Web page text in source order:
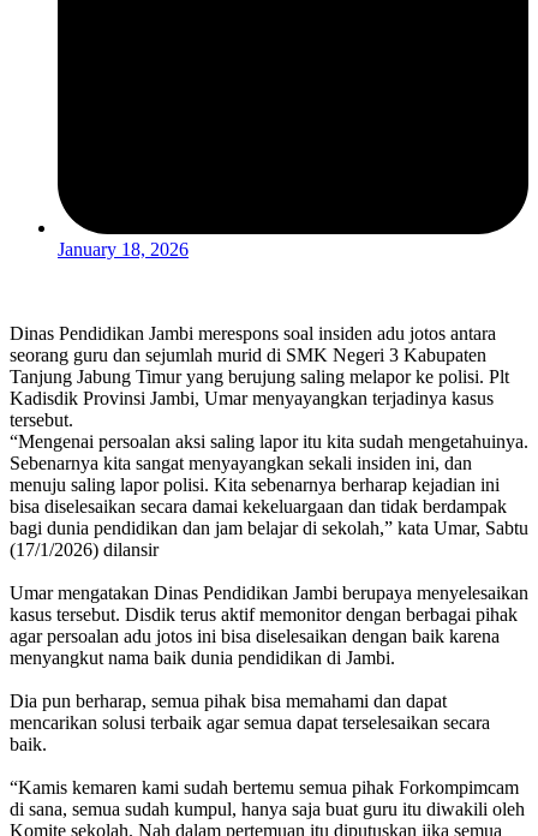
January 18, 2026
Dinas Pendidikan Jambi merespons soal insiden adu jotos antara
seorang guru dan sejumlah murid di SMK Negeri 3 Kabupaten
Tanjung Jabung Timur yang berujung saling melapor ke polisi. Plt
Kadisdik Provinsi Jambi, Umar menyayangkan terjadinya kasus
tersebut.
“Mengenai persoalan aksi saling lapor itu kita sudah mengetahuinya.
Sebenarnya kita sangat menyayangkan sekali insiden ini, dan
menuju saling lapor polisi. Kita sebenarnya berharap kejadian ini
bisa diselesaikan secara damai kekeluargaan dan tidak berdampak
bagi dunia pendidikan dan jam belajar di sekolah,” kata Umar, Sabtu
(17/1/2026) dilansir
Umar mengatakan Dinas Pendidikan Jambi berupaya menyelesaikan
kasus tersebut. Disdik terus aktif memonitor dengan berbagai pihak
agar persoalan adu jotos ini bisa diselesaikan dengan baik karena
menyangkut nama baik dunia pendidikan di Jambi.
Dia pun berharap, semua pihak bisa memahami dan dapat
mencarikan solusi terbaik agar semua dapat terselesaikan secara
baik.
“Kamis kemaren kami sudah bertemu semua pihak Forkompimcam
di sana, semua sudah kumpul, hanya saja buat guru itu diwakili oleh
Komite sekolah. Nah dalam pertemuan itu diputuskan jika semua